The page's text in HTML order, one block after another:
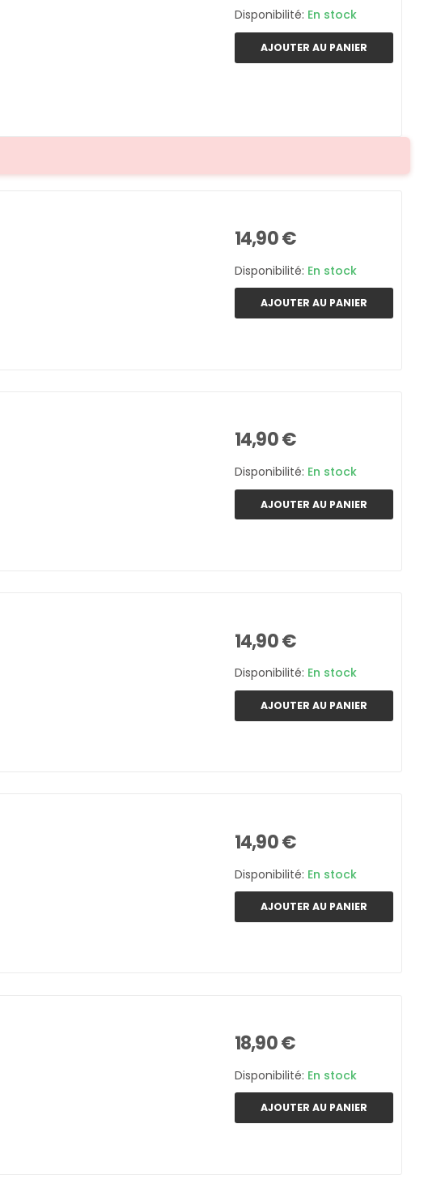
Disponibilité: En stock
AJOUTER AU PANIER
14,90 €
Disponibilité: En stock
AJOUTER AU PANIER
14,90 €
Disponibilité: En stock
AJOUTER AU PANIER
14,90 €
Disponibilité: En stock
AJOUTER AU PANIER
14,90 €
Disponibilité: En stock
AJOUTER AU PANIER
18,90 €
Disponibilité: En stock
AJOUTER AU PANIER